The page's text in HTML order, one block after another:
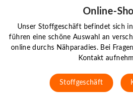
Online-
Unser Stoffgeschäft befindet sich
führen eine schöne Auswahl an
online durchs Nähparadies. Bei
Kontakt
Stoffgeschäft